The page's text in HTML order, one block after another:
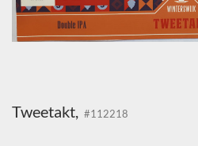
Tweetakt, #112218